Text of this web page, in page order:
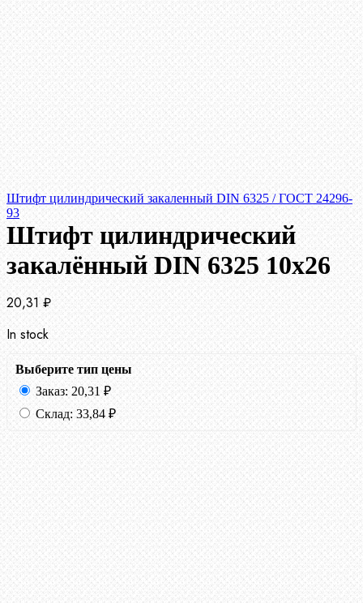
Штифт цилиндрический закаленный DIN 6325 / ГОСТ 24296-
93
Штифт цилиндрический
закалённый DIN 6325 10х26
20,31 ₽
In stock
Выберите тип цены
Заказ: 20,31 ₽
Склад: 33,84 ₽